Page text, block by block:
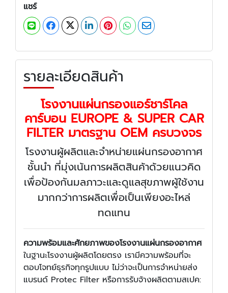
แชร์
รายละเอียดสินค้า
โรงงานแผ่นกรองแอร์ชาร์โคล
คาร์บอน EUROPE & SUPER CAR
FILTER มาตรฐาน OEM ครบวงจร
โรงงานผู้ผลิตและจำหน่ายแผ่นกรองอากาศ
ชั้นนำ ที่มุ่งเน้นการผลิตสินค้าด้วยแนวคิด
เพื่อป้องกันมลภาวะและดูแลสุขภาพผู้ใช้งาน
มากกว่าการผลิตเพื่อเป็นเพียงอะไหล่
ทดแทน
ความพร้อมและศักยภาพของโรงงานแผ่นกรองอากาศ
ในฐานะโรงงานผู้ผลิตโดยตรง เรามีความพร้อมที่จะ
ตอบโจทย์ธุรกิจทุกรูปแบบ ไม่ว่าจะเป็นการจำหน่ายส่ง
แบรนด์ Protec Filter หรือการรับจ้างผลิตตามสเปค: